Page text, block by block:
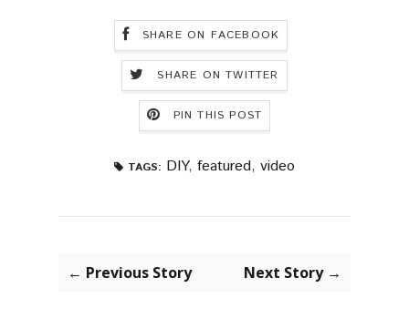
SHARE ON FACEBOOK
SHARE ON TWITTER
PIN THIS POST
TAGS: DIY, featured, video
← Previous Story Next Story →